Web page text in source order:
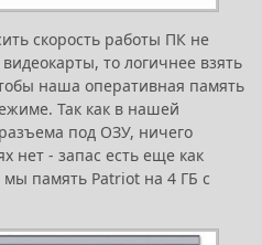
скорость работы ПК не
то логичнее взять
наша оперативная память
Так как в нашей
под ОЗУ, ничего
нет - запас есть еще как
память Patriot на 4 ГБ с